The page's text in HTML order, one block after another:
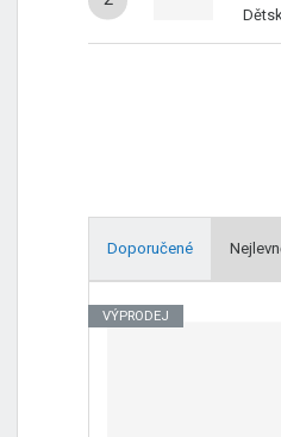
Doporučené
VÝPRODEJ